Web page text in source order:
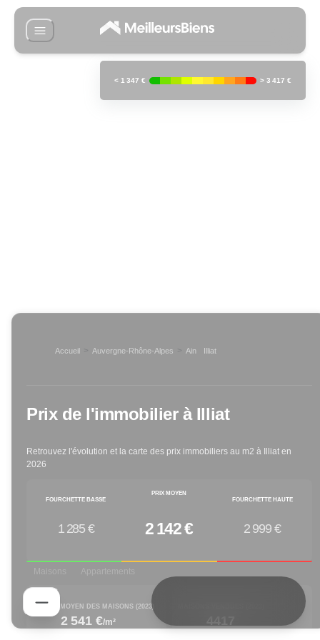
Accueil > Auvergne-Rhône-Alpes > Ain Illiat
Prix de l'immobilier à Illiat
Retrouvez l'évolution et la carte des prix immobiliers au m2 à Illiat en
2026
FOURCHETTE BASSE
1 285 €
PRIX MOYEN
2 142 €
FOURCHETTE HAUTE
2 999 €
Maisons Appartements
PRIX M² MOYEN DES MAISONS (2023)
2 541 €/m²
< 1 347 € > 3 417 €